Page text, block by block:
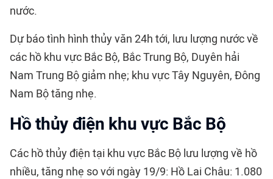
nước.
Dự báo tình hình thủy văn 24h tới, lưu lượng nước về
các hồ khu vực Bắc Bộ, Bắc Trung Bộ, Duyên hải
Nam Trung Bộ giảm nhẹ; khu vực Tây Nguyên, Đông
Nam Bộ tăng nhẹ.
Hồ thủy điện khu vực Bắc Bộ
Các hồ thủy điện tại khu vực Bắc Bộ lưu lượng về hồ
nhiều, tăng nhẹ so với ngày 19/9: Hồ Lai Châu: 1.080